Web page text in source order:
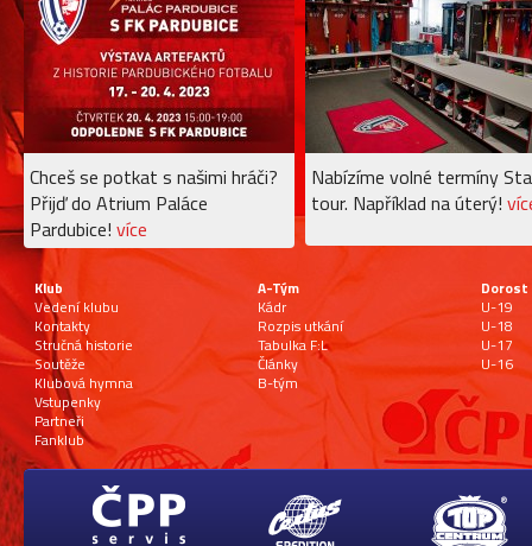
Chceš se potkat s našimi hráči?
Přijď do Atrium Paláce
Pardubice! více
Nabízíme volné termíny
tour. Například na úterý!
Klub
Vedení klubu
Kontakty
Stručná historie
Soutěže
Klubová hymna
Vstupenky
Partneři
Fanklub
A-Tým
Kádr
Rozpis utkání
Tabulka F:L
Články
B-tým
Dorost
U-19
U-18
U-17
U-16